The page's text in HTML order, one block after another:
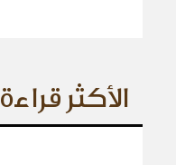
الأكثر قراءة